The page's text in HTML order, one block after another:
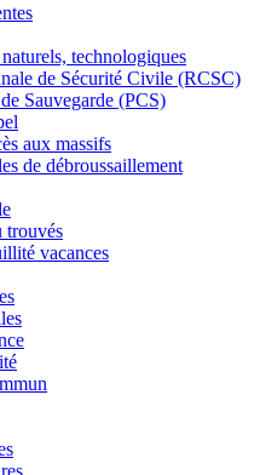
technologiques
de Sécurité Civile (RCSC)
Sauvegarde (PCS)
aux massifs
de débroussaillement
trouvés
vacances